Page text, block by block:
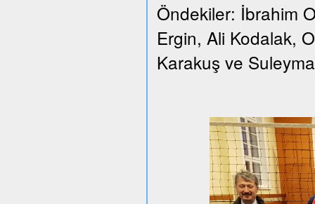
Öndekiler: İbrahim
Ergin, Ali Kodalak,
Karakuş ve